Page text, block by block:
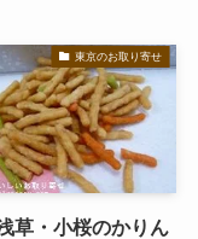
東京のお取り寄せ
草・小桜のかりん